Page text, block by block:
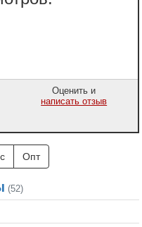
Оценить и
написать отзыв
Опт
(52)